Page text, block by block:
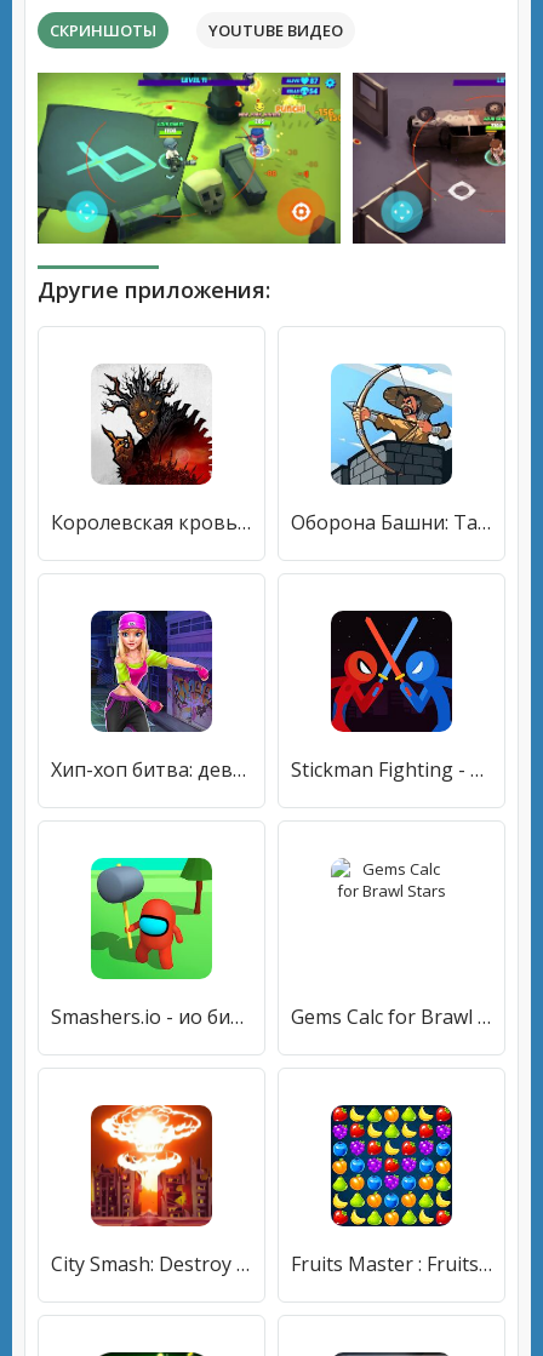
СКРИНШОТЫ YOUTUBE ВИДЕО
Другие приложения:
Королевская кровь: Защита Оборона Башни: Тактика Королевство Empire Warriors
Хип-хоп битва: девушки VS парни Stickman Fighting - Stickman Supreme Warriors
Smashers.io - ио битва! Gems Calc for Brawl Stars
City Smash: Destroy the City Fruits Master : Fruits Match 3 Puzzle